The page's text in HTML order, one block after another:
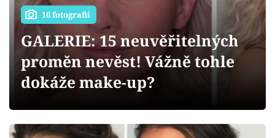
Videa
Sledujte prima+
16 fotografií
GALERIE: 15 neuvěřitelných
proměn nevěst! Vážně tohle
dokáže make-up?